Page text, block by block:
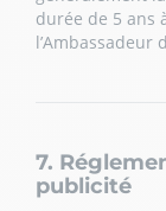
durée de 5 ans
l’Ambassadeur
7.
publicité